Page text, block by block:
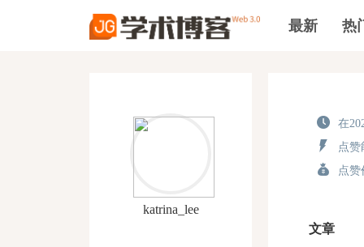
最新 热
katrina_lee
在
点赞
点赞
文章